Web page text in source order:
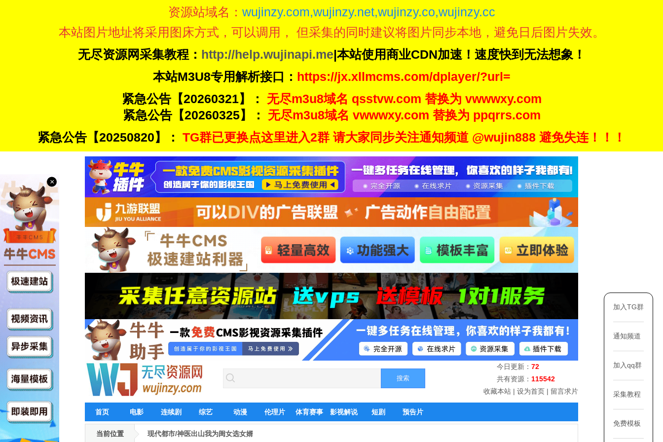
资源站域名： wujinzy.com,wujinzy.net,wujinzy.co,wujinzy.cc
本站图片地址将采用图床方式，可以调用， 但采集的同时建议将图片同步本地，避免日后图片失效。
无尽资源网采集教程： http://help.wujinapi.me|本站使用商业CDN加速！速度快到无法想象！
本站M3U8专用解析接口： https://jx.xllmcms.com/dplayer/?url=
紧急公告【20260321】：
无尽m3u8域名 qsstvw.com 替换为 vwwwxy.com
紧急公告【20260325】：
无尽m3u8域名 vwwwxy.com 替换为 ppqrrs.com
紧急公告【20250820】：
TG群已更换点这里进入2群 请大家同步关注通知频道 @wujin888 避免失连！！！
今日更新： 72
共有资源： 115542
收藏本站 | 设为首页 | 留言求片
首页 电影 连续剧 综艺 动漫 伦理片 体育赛事 影视解说 短剧 预告片
当前位置 现代都市/神医出山我为闺女选女婿
加入TG群
通知频道
加入qq群
采集教程
免费模板
×